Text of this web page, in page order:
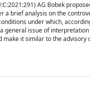
AG Bobek
a brief analysis on the
under which,
general issue of
it similar to the advisory